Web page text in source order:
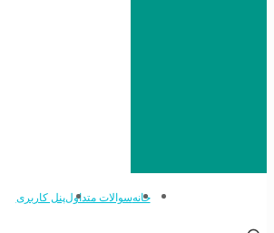
خانهسوالات متداولپنل کاربری